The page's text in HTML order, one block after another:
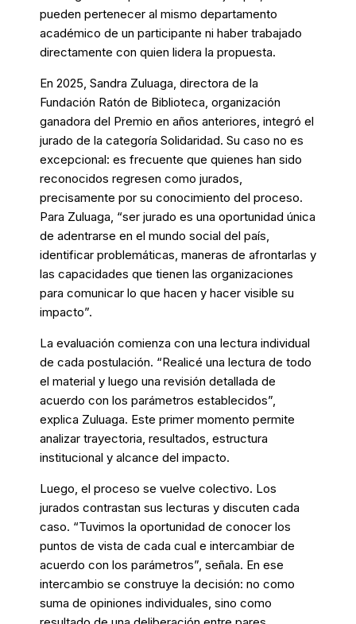
pueden pertenecer al mismo departamento
académico de un participante ni haber trabajado
directamente con quien lidera la propuesta.
En 2025, Sandra Zuluaga, directora de la
Fundación Ratón de Biblioteca, organización
ganadora del Premio en años anteriores, integró el
jurado de la categoría Solidaridad. Su caso no es
excepcional: es frecuente que quienes han sido
reconocidos regresen como jurados,
precisamente por su conocimiento del proceso.
Para Zuluaga, “ser jurado es una oportunidad única
de adentrarse en el mundo social del país,
identificar problemáticas, maneras de afrontarlas y
las capacidades que tienen las organizaciones
para comunicar lo que hacen y hacer visible su
impacto”.
La evaluación comienza con una lectura individual
de cada postulación. “Realicé una lectura de todo
el material y luego una revisión detallada de
acuerdo con los parámetros establecidos”,
explica Zuluaga. Este primer momento permite
analizar trayectoria, resultados, estructura
institucional y alcance del impacto.
Luego, el proceso se vuelve colectivo. Los
jurados contrastan sus lecturas y discuten cada
caso. “Tuvimos la oportunidad de conocer los
puntos de vista de cada cual e intercambiar de
acuerdo con los parámetros”, señala. En ese
intercambio se construye la decisión: no como
suma de opiniones individuales, sino como